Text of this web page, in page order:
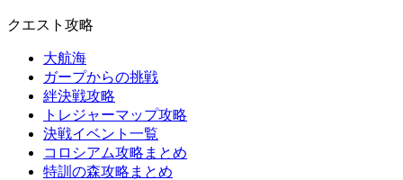
クエスト攻略
大航海
ガープからの挑戦
絆決戦攻略
トレジャーマップ攻略
決戦イベント一覧
コロシアム攻略まとめ
特訓の森攻略まとめ